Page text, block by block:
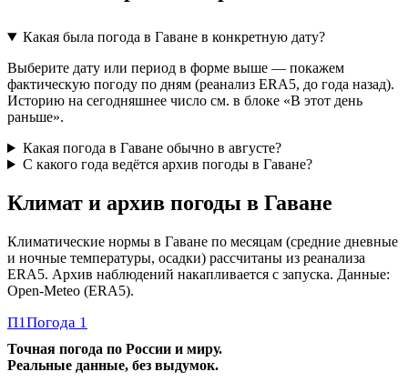
Какая была погода в Гаване в конкретную дату?
Выберите дату или период в форме выше — покажем
фактическую погоду по дням (реанализ ERA5, до года назад).
Историю на сегодняшнее число см. в блоке «В этот день
раньше».
Какая погода в Гаване обычно в августе?
С какого года ведётся архив погоды в Гаване?
Климат и архив погоды в Гаване
Климатические нормы в Гаване по месяцам (средние дневные
и ночные температуры, осадки) рассчитаны из реанализа
ERA5. Архив наблюдений накапливается с запуска. Данные:
Open-Meteo (ERA5).
П1Погода 1
Точная погода по России и миру.
Реальные данные, без выдумок.